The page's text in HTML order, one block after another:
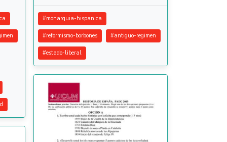
#monarquia-hispanica
#reformismo-borbones #antiguo-regimen
#estado-liberal